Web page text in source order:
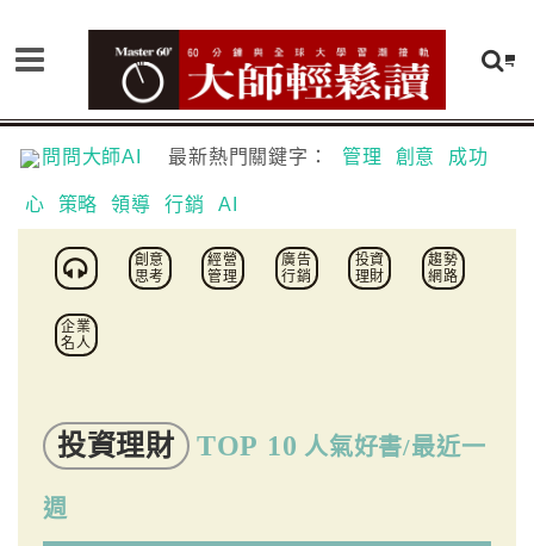
問問大師AI 最新熱門關鍵字： 管理 創意 成功
心 策略 領導 行銷 AI
創意
思考
經營
管理
廣告
行銷
投資
理財
趨勢
網路
企業
名人
投資理財 TOP 10 人氣好書/最近一
週